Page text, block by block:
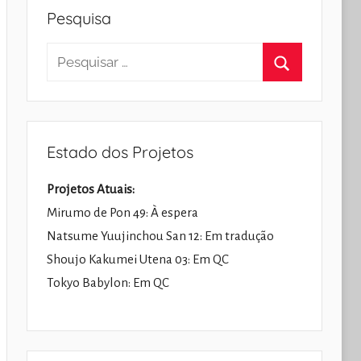
Pesquisa
Pesquisar
Estado dos Projetos
Projetos Atuais:
Mirumo de Pon 49: À espera
Natsume Yuujinchou San 12: Em tradução
Shoujo Kakumei Utena 03: Em QC
Tokyo Babylon: Em QC